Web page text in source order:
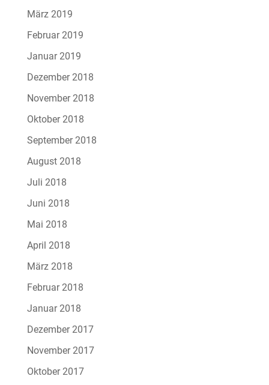
März 2019
Februar 2019
Januar 2019
Dezember 2018
November 2018
Oktober 2018
September 2018
August 2018
Juli 2018
Juni 2018
Mai 2018
April 2018
März 2018
Februar 2018
Januar 2018
Dezember 2017
November 2017
Oktober 2017